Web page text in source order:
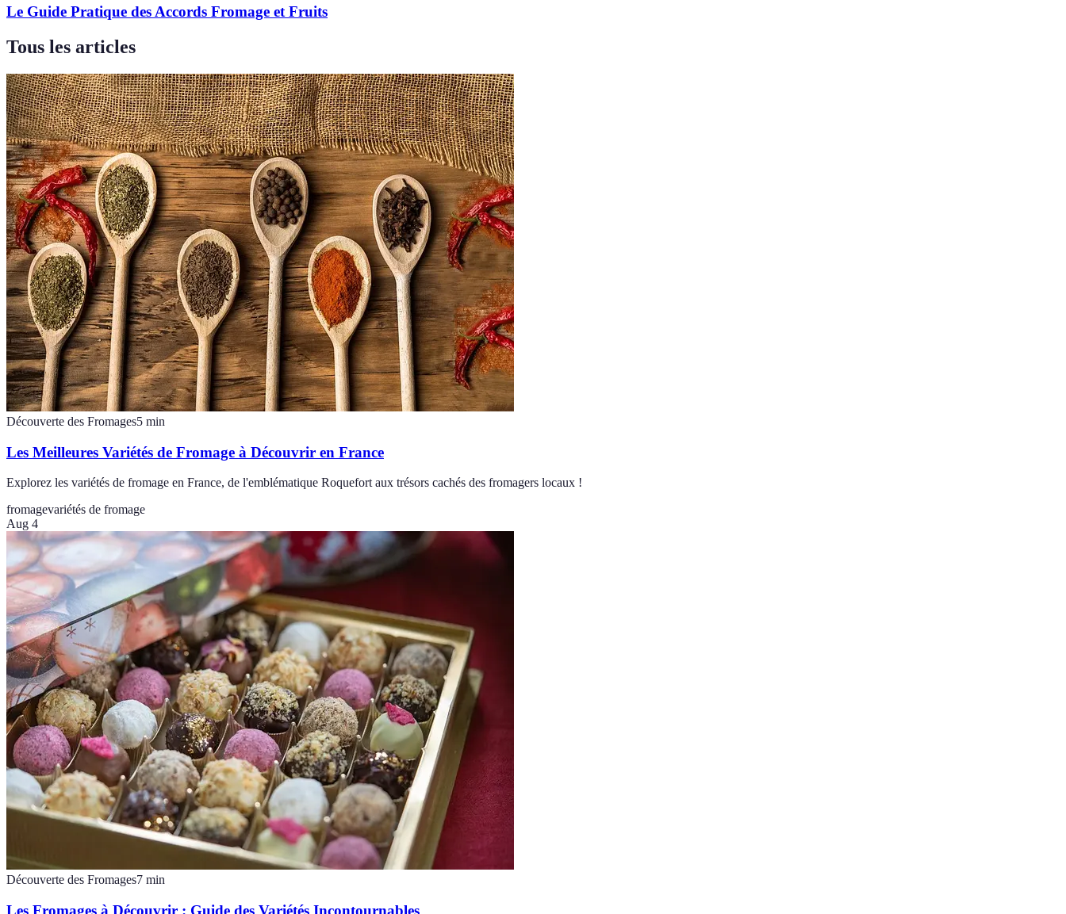
Le Guide Pratique des Accords Fromage et Fruits
Tous les articles
Découverte des Fromages5 min
Les Meilleures Variétés de Fromage à Découvrir en France
Explorez les variétés de fromage en France, de l'emblématique Roquefort aux trésors cachés des fromagers locaux !
fromagevariétés de fromage
Aug 4
Découverte des Fromages7 min
Les Fromages à Découvrir : Guide des Variétés Incontournables